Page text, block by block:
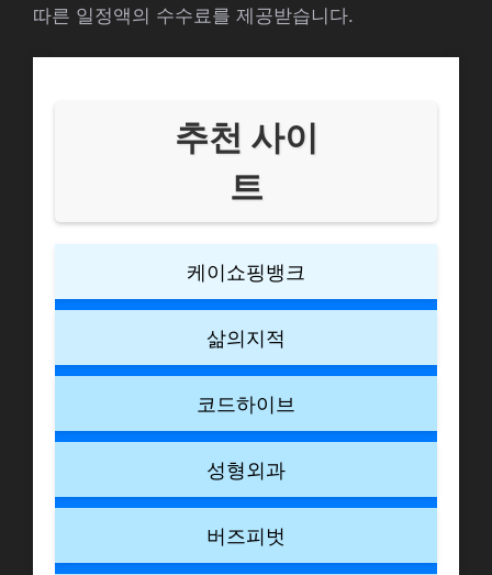
따른 일정액의 수수료를 제공받습니다.
추천 사이
트
케이쇼핑뱅크
삶의지적
코드하이브
성형외과
버즈피벗